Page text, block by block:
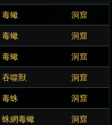
毒蠍
洞窟
毒蠍
洞窟
毒蠍
洞窟
吞噬獸
洞窟
毒蛛
洞窟
蛛網毒蠍
洞窟